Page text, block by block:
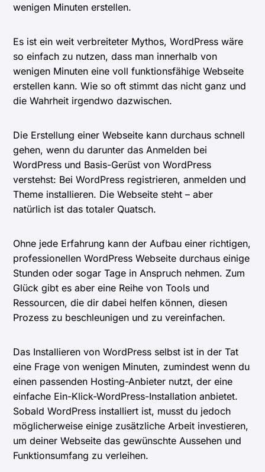
wenigen Minuten erstellen.
Es ist ein weit verbreiteter Mythos, WordPress wäre
so einfach zu nutzen, dass man innerhalb von
wenigen Minuten eine voll funktionsfähige Webseite
erstellen kann. Wie so oft stimmt das nicht ganz und
die Wahrheit irgendwo dazwischen.
Die Erstellung einer Webseite kann durchaus schnell
gehen, wenn du darunter das Anmelden bei
WordPress und Basis-Gerüst von WordPress
verstehst: Bei WordPress registrieren, anmelden und
Theme installieren. Die Webseite steht – aber
natürlich ist das totaler Quatsch.
Ohne jede Erfahrung kann der Aufbau einer richtigen,
professionellen WordPress Webseite durchaus einige
Stunden oder sogar Tage in Anspruch nehmen. Zum
Glück gibt es aber eine Reihe von Tools und
Ressourcen, die dir dabei helfen können, diesen
Prozess zu beschleunigen und zu vereinfachen.
Das Installieren von WordPress selbst ist in der Tat
eine Frage von wenigen Minuten, zumindest wenn du
einen passenden Hosting-Anbieter nutzt, der eine
einfache Ein-Klick-WordPress-Installation anbietet.
Sobald WordPress installiert ist, musst du jedoch
möglicherweise einige zusätzliche Arbeit investieren,
um deiner Webseite das gewünschte Aussehen und
Funktionsumfang zu verleihen.